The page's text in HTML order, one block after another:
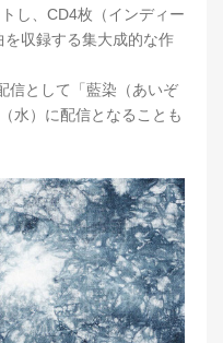
し、CD4枚（インディー
収録する集大成的な作
信として「藍染（あいぞ
水）に配信となることも